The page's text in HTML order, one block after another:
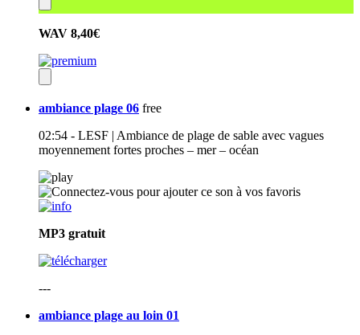
WAV 8,40€
ambiance plage 06 free
02:54 - LESF | Ambiance de plage de sable avec vagues
moyennement fortes proches – mer – océan
MP3 gratuit
---
ambiance plage au loin 01